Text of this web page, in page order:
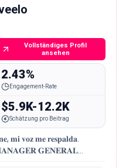
Vollständiges Profil
ansehen
2.43%
Engagement-Rate
$5.9K-12.2K
Schätzung pro Beitrag
𝐦𝐢 𝐯𝐨𝐳 𝐦𝐞 𝐫𝐞𝐬𝐩𝐚𝐥𝐝𝐚.
𝐌𝐀𝐍𝐀𝐆𝐄𝐑 𝐆𝐄𝐍𝐄𝐑𝐀𝐋